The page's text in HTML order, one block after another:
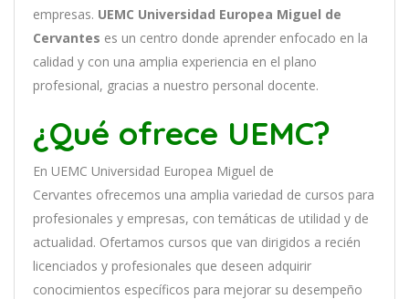
empresas. UEMC Universidad Europea Miguel de
Cervantes es un centro donde aprender enfocado en la
calidad y con una amplia experiencia en el plano
profesional, gracias a nuestro personal docente.
¿Qué ofrece UEMC?
En UEMC Universidad Europea Miguel de
Cervantes ofrecemos una amplia variedad de cursos para
profesionales y empresas, con temáticas de utilidad y de
actualidad. Ofertamos cursos que van dirigidos a recién
licenciados y profesionales que deseen adquirir
conocimientos específicos para mejorar su desempeño